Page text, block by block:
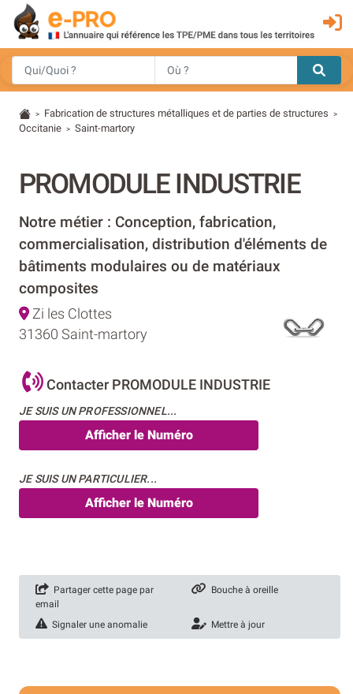
> Fabrication de structures métalliques et de parties de structures >
Occitanie > Saint-martory
PROMODULE INDUSTRIE
Notre métier : Conception, fabrication,
commercialisation, distribution d'éléments de
bâtiments modulaires ou de matériaux
composites
Zi les Clottes
31360 Saint-martory
Contacter PROMODULE INDUSTRIE
JE SUIS UN PROFESSIONNEL...
Afficher le Numéro
JE SUIS UN PARTICULIER...
Afficher le Numéro
Partager cette page par
email
Bouche à oreille
Signaler une anomalie Mettre à jour